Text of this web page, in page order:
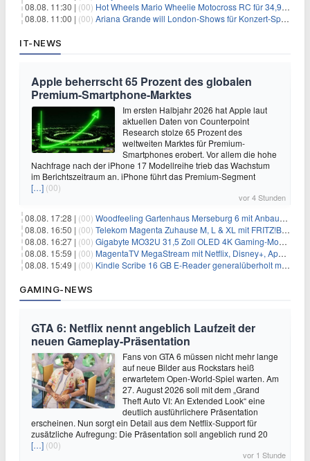
08.08. 11:30 | (00) Hot Wheels Mario Wheelie Motocross RC für 34,99€
08.08. 11:00 | (00) Ariana Grande will London-Shows für Konzert-Special filmen
IT-NEWS
Apple beherrscht 65 Prozent des globalen
Premium-Smartphone-Marktes
Im ersten Halbjahr 2026 hat Apple laut
aktuellen Daten von Counterpoint
Research stolze 65 Prozent des
weltweiten Marktes für Premium-
Smartphones erobert. Vor allem die hohe
Nachfrage nach der iPhone 17 Modellreihe trieb das Wachstum
im Berichtszeitraum an. iPhone führt das Premium-Segment
[…] (00)
vor 4 Stunden
08.08. 17:28 | (00) Woodfeeling Gartenhaus Merseburg 6 mit Anbaudach für 1.048€
08.08. 16:50 | (00) Telekom Magenta Zuhause M, L & XL mit FRITZ!Box 7690 für 1€ und 220€ Bonus (effektiv ab 19,74€/Monat)
08.08. 16:27 | (00) Gigabyte MO32U 31,5 Zoll OLED 4K Gaming-Monitor für 549€
08.08. 15:59 | (00) MagentaTV MegaStream mit Netflix, Disney+, Apple TV+ & RTL+ für 30€/Monat (effektiv 20,83€/Monat)
08.08. 15:49 | (00) Kindle Scribe 16 GB E-Reader generalüberholt mit Eingabestift für 197,99€
GAMING-NEWS
GTA 6: Netflix nennt angeblich Laufzeit der
neuen Gameplay-Präsentation
Fans von GTA 6 müssen nicht mehr lange
auf neue Bilder aus Rockstars heiß
erwartetem Open-World-Spiel warten. Am
27. August 2026 soll mit dem „Grand
Theft Auto VI: An Extended Look“ eine
deutlich ausführlichere Präsentation
erscheinen. Nun sorgt ein Detail aus dem Netflix-Support für
zusätzliche Aufregung: Die Präsentation soll angeblich rund 20
[…] (00)
vor 1 Stunde